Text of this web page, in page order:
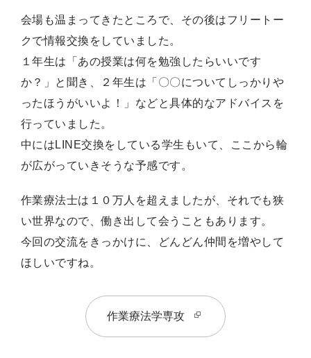
会場も温まってきたところで、その後はフリートー
クで情報交換をしていました。
１年生は「あの授業は何を勉強したらいいです
か？」と聞き、２年生は「〇〇についてしっかりや
ったほうがいいよ！」などと具体的なアドバイスを
行っていました。
中にはLINE交換をしている学生もいて、ここから輪
が広がっていきそうな予感です。
作業療法士は１０万人を超えましたが、それでも狭
い世界なので、働き出して会うこともあります。
今回の交流をきっかけに、どんどん仲間を増やして
ほしいですね。
作業療法学専攻